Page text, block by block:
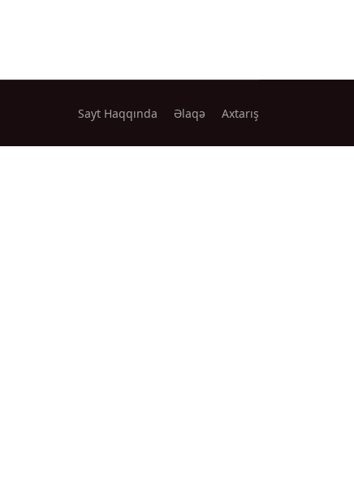
Sayt Haqqında Əlaqə Axtarış